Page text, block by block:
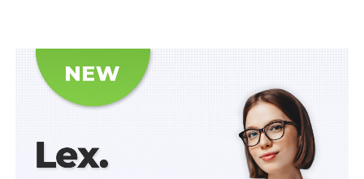
наступити не можуть.
Водночас, наявність умислу в діях відповідача,
істотність значення обставин, щодо яких особу
введено в оману, і сам факт обману повинна довести
особа, яка діяла під впливом обману (позивач). Обман
щодо мотивів правочину не має істотного значення.